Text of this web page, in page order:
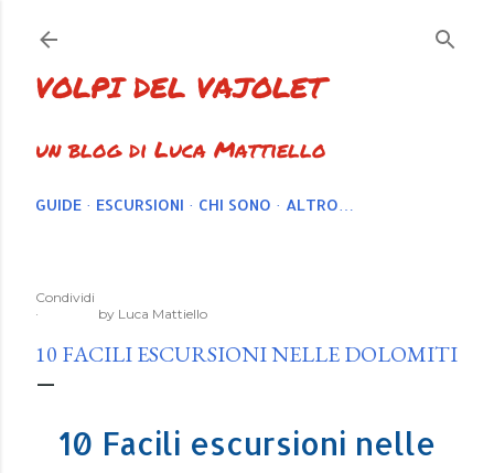
VOLPI DEL VAJOLET
un blog di Luca Mattiello
GUIDE ESCURSIONI CHI SONO ALTRO…
Condividi
by Luca Mattiello
10 FACILI ESCURSIONI NELLE DOLOMITI
10 Facili escursioni nelle